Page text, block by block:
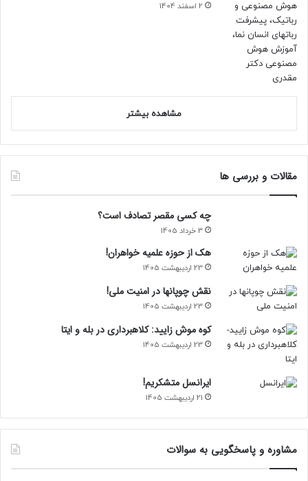
2 اسفند 1404
مشاهده بیشتر
مقالات و بررسی ها
چه کسی مقصر تصادف است؟
3 خرداد 1405
هک از حوزه علمیه خواهران!
23 اردیبهشت 1405
نقش چوپانها در امنیت ملی!
23 اردیبهشت 1405
کوه موش زایید: کلاهبرداری در بله و ایتا
23 اردیبهشت 1405
ایرانسل متشکریم!
21 اردیبهشت 1405
مشاوره و پاسخگویی به سوالات